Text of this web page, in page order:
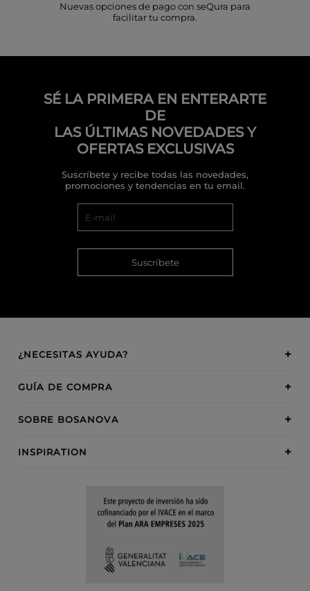
Nuevas opciones de pago con seQura para
facilitar tu compra.
SÉ LA PRIMERA EN ENTERARTE
DE
LAS ÚLTIMAS NOVEDADES Y
OFERTAS EXCLUSIVAS
Suscríbete y recibe todas las novedades,
promociones y tendencias en tu email.
Suscríbete
¿NECESITAS AYUDA?
GUÍA DE COMPRA
SOBRE BOSANOVA
INSPIRATION